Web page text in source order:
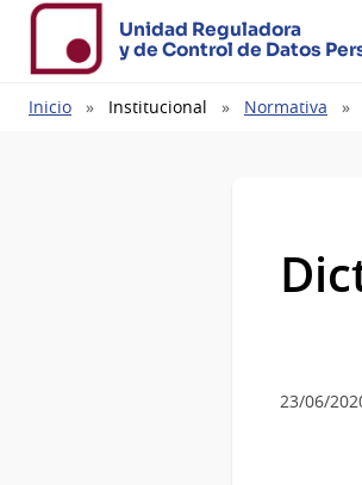
Unidad Reguladora
y de Control de Datos
Ruta
Inicio Institucional Normativa
23/06/